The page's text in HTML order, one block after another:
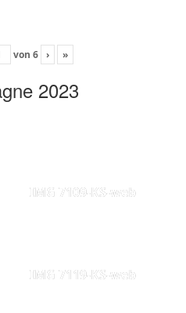
von 6 › »
2023
IMG 7109-KS-web
IMG 7119-KS-web